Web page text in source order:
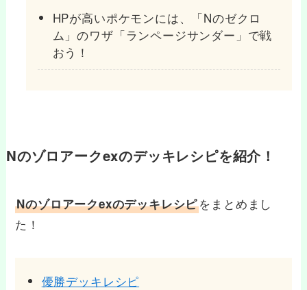
HPが高いポケモンには、「Nのゼクロ
ム」のワザ「ランページサンダー」で戦
おう！
Nのゾロアークexのデッキレシピを紹介！
Nのゾロアークexのデッキレシピをまとめまし
た！
優勝デッキレシピ